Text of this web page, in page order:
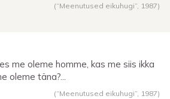
(“Meenutused eikuhugi”, 1987)
me oleme homme, kas me siis ikka
oleme täna?...
(“Meenutused eikuhugi”, 1987)